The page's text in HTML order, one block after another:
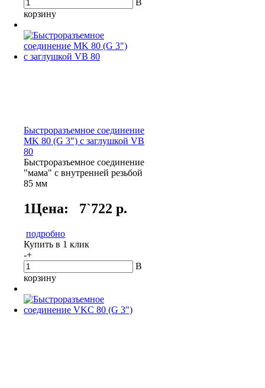
корзину
Быстроразъемное соединение
MK 80 (G 3") с заглушкой VB
80
Быстроразъемное соединение
"мама" с внутренней резьбой
85 мм
1Цена: 7`722 р.
подробно
Купить в 1 клик
-+
В
корзину